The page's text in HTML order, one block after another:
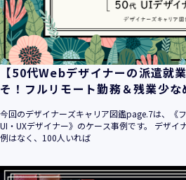
平成26年 9月10日 改訂
平成27年 6月24日 改訂
平成28年11月 1日 改訂
平成30年 7月 1日 改訂
令和6年 5月 1日 改訂
令和7年 2月17日 改訂
株式会社ユウクリ（以下「当社」と
個人情報とは、個人の識別に係る以
カード情報、ログインID、パスワー
【50代Webデザイナーの派遣就
そ！フルリモート勤務＆残業少
今回のデザイナーズキャリア図鑑page.7は、《
UI・UXデザイナー》のケース事例です。 デザイ
例はなく、100人いれば